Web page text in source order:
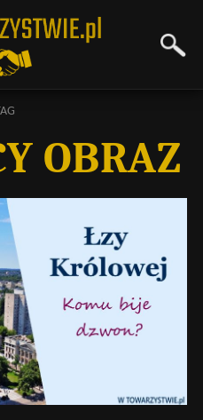
TAG
OBRAZ